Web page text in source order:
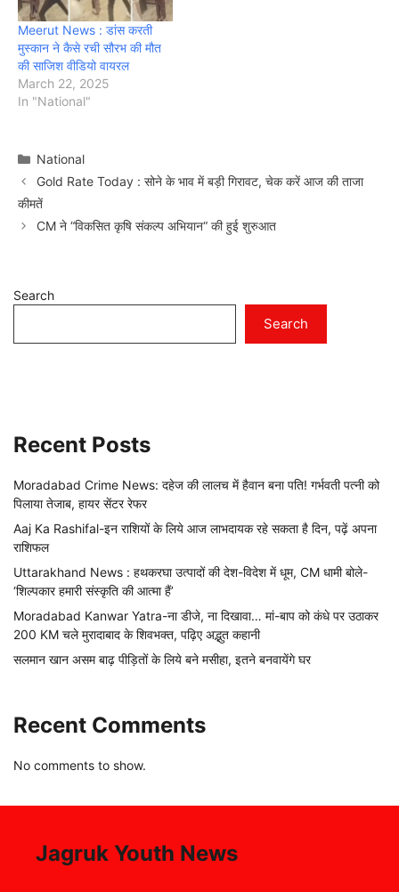
Meerut News : डांस करती
मुस्कान ने कैसे रची सौरभ की मौत
की साजिश वीडियो वायरल
March 22, 2025
In "National"
Categories
National
Gold Rate Today : सोने के भाव में बड़ी गिरावट, चेक करें आज की ताजा
कीमतें
CM ने “विकसित कृषि संकल्प अभियान“ की हुई शुरुआत
Search
Search
Recent Posts
Moradabad Crime News: दहेज की लालच में हैवान बना पति! गर्भवती पत्नी को
पिलाया तेजाब, हायर सेंटर रेफर
Aaj Ka Rashifal-इन राशियों के लिये आज लाभदायक रहे सकता है दिन, पढ़ें अपना
राशिफल
Uttarakhand News : हथकरघा उत्पादों की देश-विदेश में धूम, CM धामी बोले-
‘शिल्पकार हमारी संस्कृति की आत्मा हैं’
Moradabad Kanwar Yatra-ना डीजे, ना दिखावा… मां-बाप को कंधे पर उठाकर
200 KM चले मुरादाबाद के शिवभक्त, पढ़िए अद्भुत कहानी
सलमान खान असम बाढ़ पीड़ितों के लिये बने मसीहा, इतने बनवायेंगे घर
Recent Comments
No comments to show.
Jagruk Youth News